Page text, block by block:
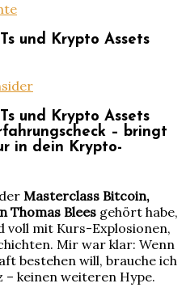
und Krypto Assets
und Krypto Assets
– bringt
in dein Krypto-
Masterclass Bitcoin,
Thomas Blees gehört habe,
voll mit Kurs-Explosionen,
Mir war klar: Wenn
bestehen will, brauche ich
keinen weiteren Hype.